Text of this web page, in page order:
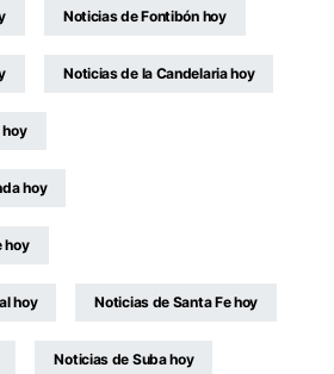
Noticias de Fontibón hoy
Noticias de la Candelaria hoy
hoy
hoy
hoy Noticias de Santa Fe hoy
Noticias de Suba hoy